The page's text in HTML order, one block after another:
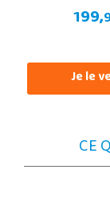
199,
Je le
CE